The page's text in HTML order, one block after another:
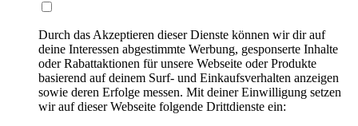
Durch das Akzeptieren dieser Dienste können wir dir auf
deine Interessen abgestimmte Werbung, gesponserte Inhalte
oder Rabattaktionen für unsere Webseite oder Produkte
basierend auf deinem Surf- und Einkaufsverhalten anzeigen
sowie deren Erfolge messen. Mit deiner Einwilligung setzen
wir auf dieser Webseite folgende Drittdienste ein: